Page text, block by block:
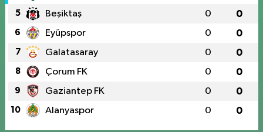
5 Beşiktaş 0 0
6 Eyüpspor 0 0
7 Galatasaray 0 0
8 Çorum FK 0 0
9 Gaziantep FK 0 0
10 Alanyaspor 0 0